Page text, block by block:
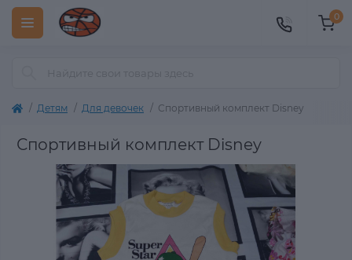
0
Детям Для девочек Спортивный комплект Disney
Спортивный комплект Disney